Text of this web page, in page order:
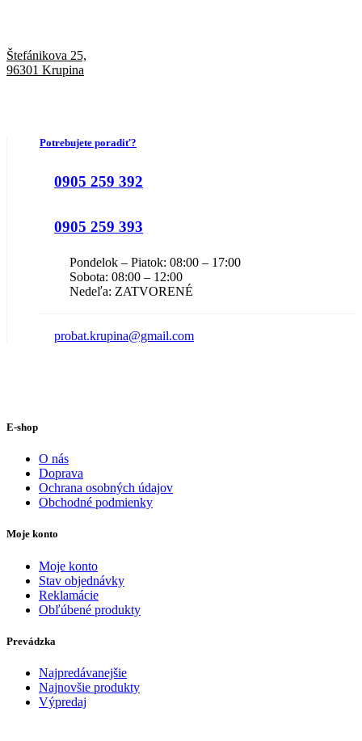
Štefánikova 25,
96301 Krupina
Potrebujete poradiť?
0905 259 392
0905 259 393
Pondelok – Piatok: 08:00 – 17:00
Sobota: 08:00 – 12:00
Nedeľa: ZATVORENÉ
probat.krupina@gmail.com
E-shop
O nás
Doprava
Ochrana osobných údajov
Obchodné podmienky
Moje konto
Moje konto
Stav objednávky
Reklamácie
Obľúbené produkty
Prevádzka
Najpredávanejšie
Najnovšie produkty
Výpredaj